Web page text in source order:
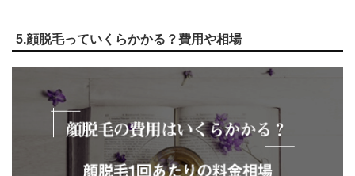
5.顔脱毛っていくらかかる？費用や相場